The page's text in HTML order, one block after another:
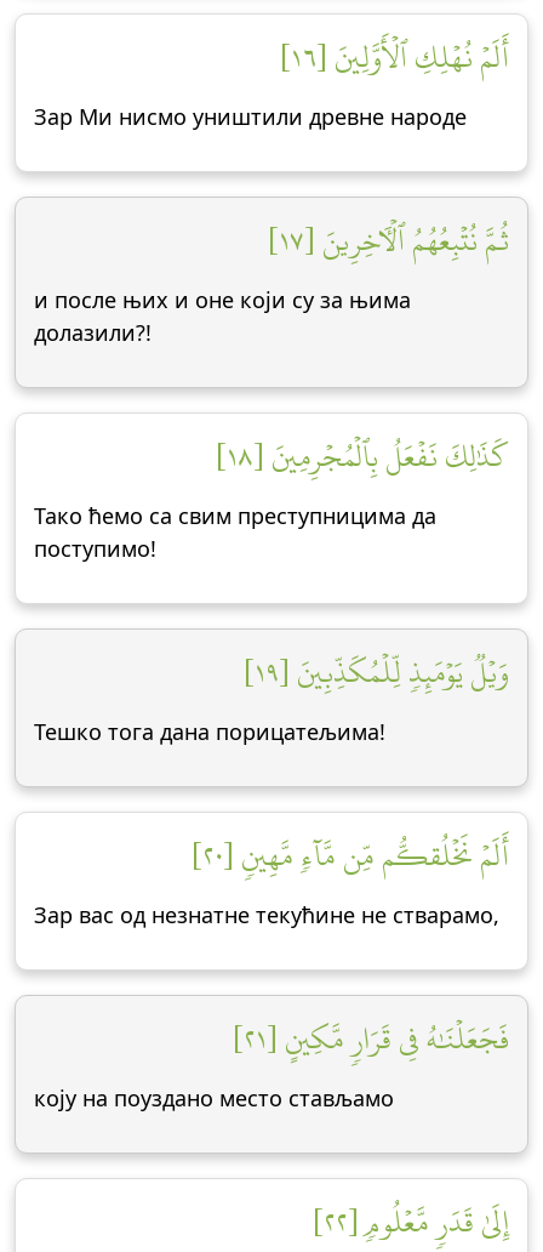
أَلَمۡ نُهۡلِكِ ٱلۡأَوَّلِينَ [١٦]
Зар Ми нисмо уништили древне народе
ثُمَّ نُتۡبِعُهُمُ ٱلۡأٓخِرِينَ [١٧]
и после њих и оне који су за њима
долазили?!
كَذَٰلِكَ نَفۡعَلُ بِٱلۡمُجۡرِمِينَ [١٨]
Тако ћемо са свим преступницима да
поступимо!
وَيۡلٞ يَوۡمَئِذٖ لِّلۡمُكَذِّبِينَ [١٩]
Тешко тога дана порицатељима!
أَلَمۡ نَخۡلُقكُّم مِّن مَّآءٖ مَّهِينٖ [٢٠]
Зар вас од незнатне текућине не стварамо,
فَجَعَلۡنَٰهُ فِي قَرَارٖ مَّكِينٍ [٢١]
коју на поуздано место стављамо
إِلَىٰ قَدَرٖ مَّعۡلُومٖ [٢٢]